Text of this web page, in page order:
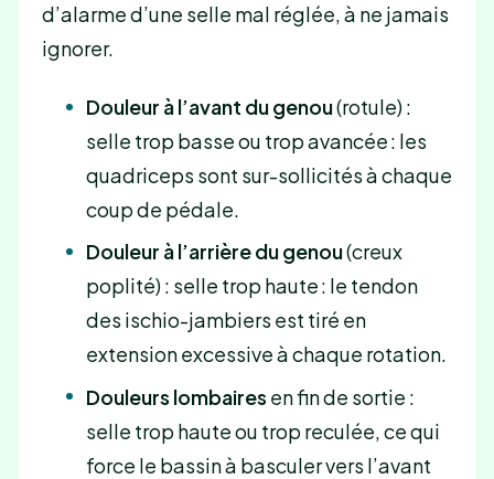
d’alarme d’une selle mal réglée, à ne jamais
ignorer.
Douleur à l’avant du genou(rotule) :
selle trop basse ou trop avancée : les
quadriceps sont sur-sollicités à chaque
coup de pédale.
Douleur à l’arrière du genou(creux
poplité) : selle trop haute : le tendon
des ischio-jambiers est tiré en
extension excessive à chaque rotation.
Douleurs lombaires en fin de sortie :
selle trop haute ou trop reculée, ce qui
force le bassin à basculer vers l’avant